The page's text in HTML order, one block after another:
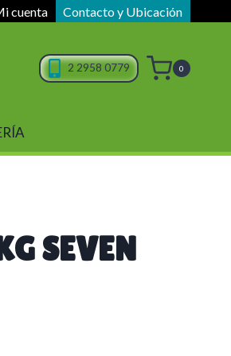
cuenta Contacto y Ubicación
2 2958 0779 0
SEVEN